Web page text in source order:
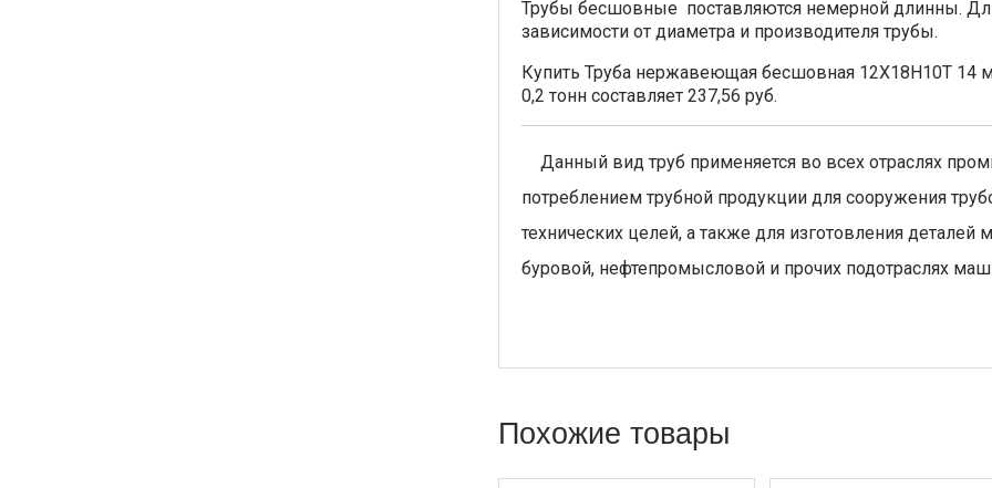
Трубы бесшовные поставляются немерной длинны.
зависимости от диаметра и производителя трубы.
Купить Труба нержавеющая бесшовная 12Х18Н10Т 14
0,2 тонн составляет 237,56 руб.
Данный вид труб применяется во всех отраслях
потреблением трубной продукции для сооружения
технических целей, а также для изготовления
буровой, нефтепромысловой и прочих подотраслях
Похожие товары